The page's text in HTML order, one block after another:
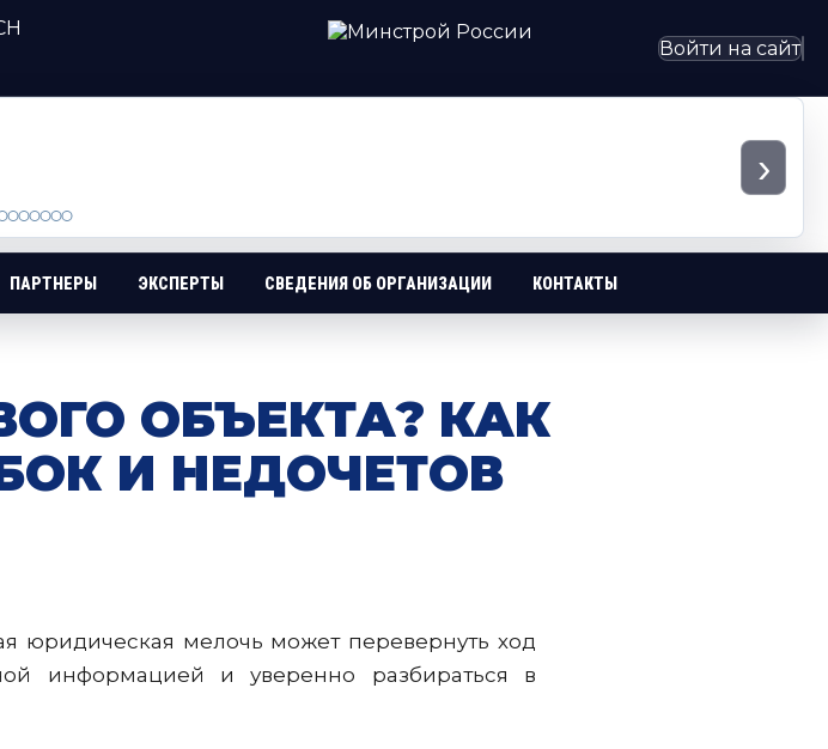
Войти на сайт
›
ПАРТНЕРЫ ЭКСПЕРТЫ СВЕДЕНИЯ ОБ ОРГАНИЗАЦИИ КОНТАКТЫ
ОБЪЕКТА? КАК
И НЕДОЧЕТОВ
юридическая мелочь может перевернуть ход
информацией и уверенно разбираться в